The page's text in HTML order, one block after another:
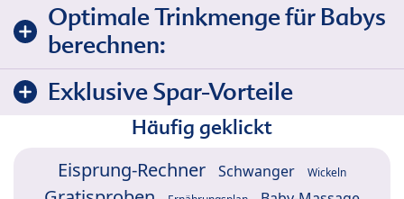
Optimale Trinkmenge für Babys
berechnen:
Exklusive Spar-Vorteile
Häufig geklickt
Eisprung-Rechner Schwanger Wickeln